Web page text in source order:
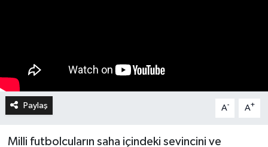
Paylaş A- A+
Milli futbolcuların saha içindeki sevincini ve